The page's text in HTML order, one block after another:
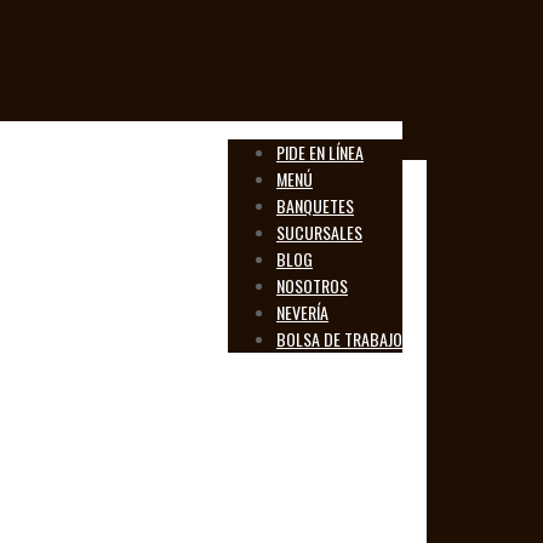
PIDE EN LÍNEA
MENÚ
BANQUETES
SUCURSALES
BLOG
NOSOTROS
NEVERÍA
BOLSA DE TRABAJO